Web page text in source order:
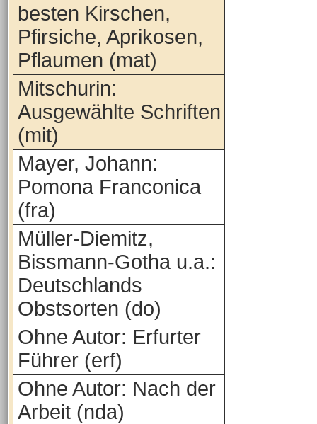
besten Kirschen,
Pfirsiche, Aprikosen,
Pflaumen (mat)
Mitschurin:
Ausgewählte Schriften
(mit)
Mayer, Johann:
Pomona Franconica
(fra)
Müller-Diemitz,
Bissmann-Gotha u.a.:
Deutschlands
Obstsorten (do)
Ohne Autor: Erfurter
Führer (erf)
Ohne Autor: Nach der
Arbeit (nda)